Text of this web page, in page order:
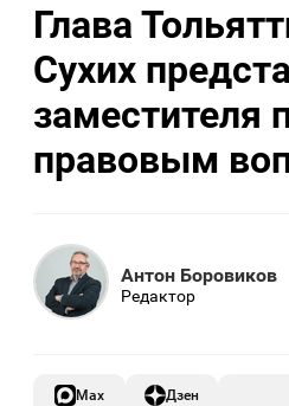
Глава
Сухих
заместителя
правовым
Антон Боровиков
Редактор
Max Дзен